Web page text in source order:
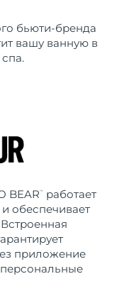
бьюти-бренда
вашу ванную в
BEAR ™
работает
обеспечивает
приложение